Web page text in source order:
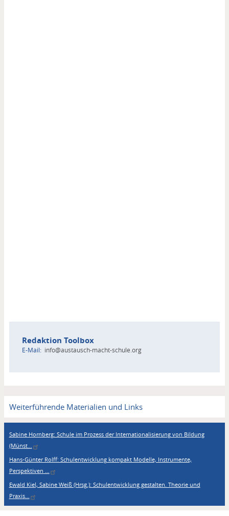
Redaktion Toolbox
E-Mail info@austausch-macht-schule.org
Weiterführende Materialien und Links
Links
Sabine Hornberg: Schule im Prozess der Internationalisierung von Bildung
(Münst…
Hans-Günter Rolff: Schulentwicklung kompakt Modelle, Instrumente,
Perspektiven …
Ewald Kiel, Sabine Weiß (Hrsg.): Schulentwicklung gestalten. Theorie und
Praxis…